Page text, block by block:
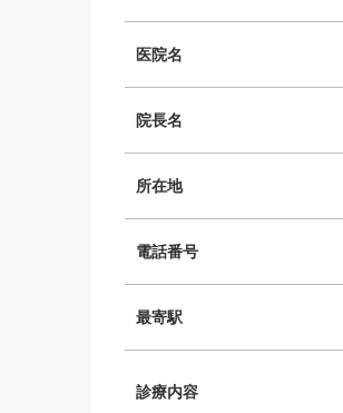
医院名
院長名
所在地
電話番号
最寄駅
診療内容